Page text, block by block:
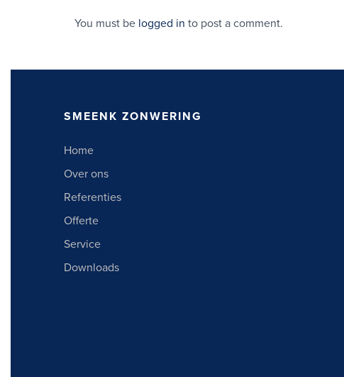
You must be logged in to post a comment.
SMEENK ZONWERING
Home
Over ons
Referenties
Offerte
Service
Downloads